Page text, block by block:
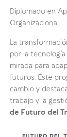
Diplomado en
Organizacional
La
por la
mirada para
futuros. Este
cambio y
trabajo y la
de Futuro del